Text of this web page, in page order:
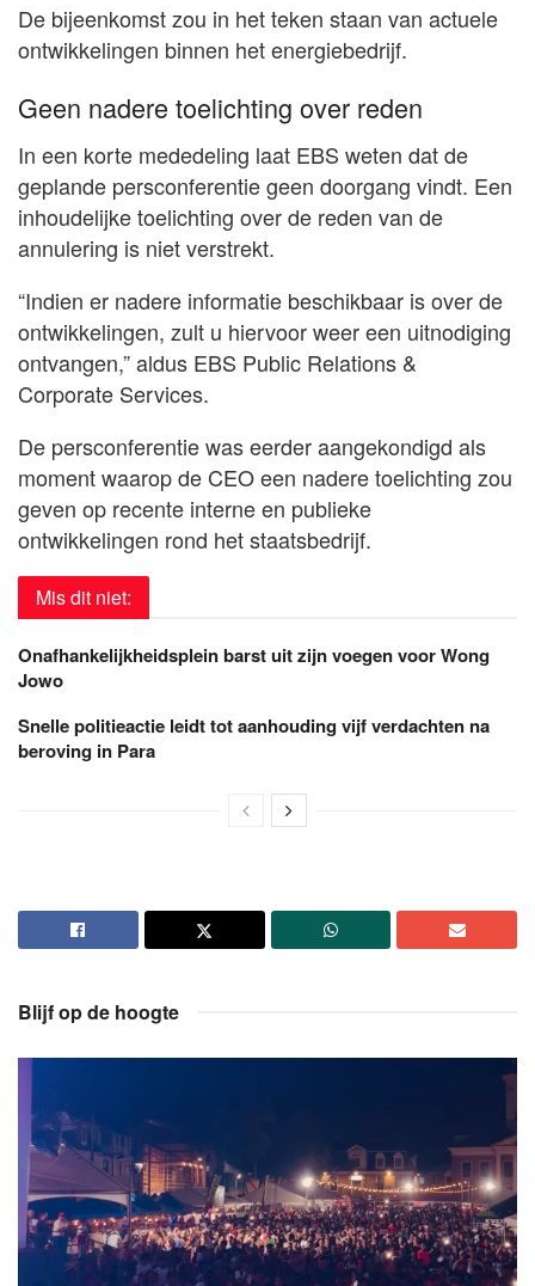
De bijeenkomst zou in het teken staan van actuele
ontwikkelingen binnen het energiebedrijf.
Geen nadere toelichting over reden
In een korte mededeling laat EBS weten dat de
geplande persconferentie geen doorgang vindt. Een
inhoudelijke toelichting over de reden van de
annulering is niet verstrekt.
“Indien er nadere informatie beschikbaar is over de
ontwikkelingen, zult u hiervoor weer een uitnodiging
ontvangen,” aldus EBS Public Relations &
Corporate Services.
De persconferentie was eerder aangekondigd als
moment waarop de CEO een nadere toelichting zou
geven op recente interne en publieke
ontwikkelingen rond het staatsbedrijf.
Mis dit niet:
Onafhankelijkheidsplein barst uit zijn voegen voor Wong
Jowo
Snelle politieactie leidt tot aanhouding vijf verdachten na
beroving in Para
Blijf op de hoogte